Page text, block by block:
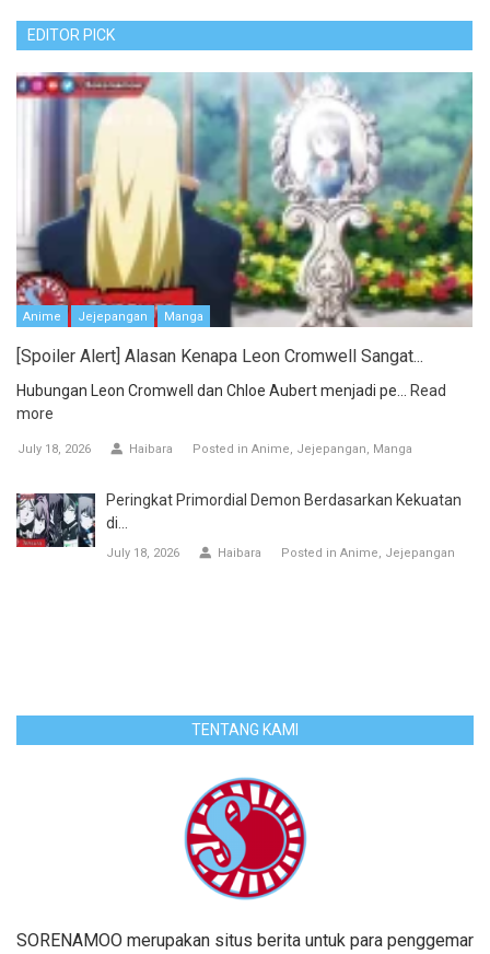
EDITOR PICK
Anime Jejepangan Manga
[Spoiler Alert] Alasan Kenapa Leon Cromwell Sangat...
Hubungan Leon Cromwell dan Chloe Aubert menjadi pe... Read
more
July 18, 2026 Haibara Posted in Anime Jejepangan Manga
Peringkat Primordial Demon Berdasarkan Kekuatan
di...
July 18, 2026 Haibara Posted in Anime Jejepangan
TENTANG KAMI
SORENAMOO merupakan situs berita untuk para penggemar